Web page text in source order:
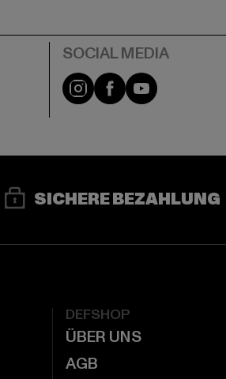
Instagram
FacebookYouTube
SICHERE BEZAHLUNG
DEFSHOP
ÜBER UNS
AGB